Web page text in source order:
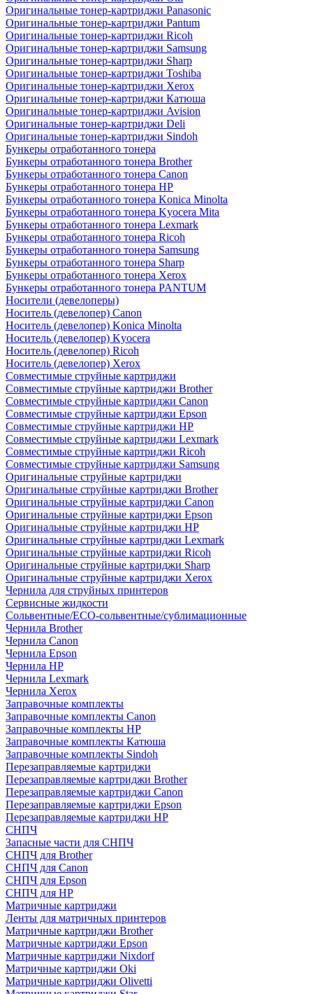
Оригинальные тонер-картриджи Panasonic
Оригинальные тонер-картриджи Pantum
Оригинальные тонер-картриджи Ricoh
Оригинальные тонер-картриджи Samsung
Оригинальные тонер-картриджи Sharp
Оригинальные тонер-картриджи Toshiba
Оригинальные тонер-картриджи Xerox
Оригинальные тонер-картриджи Катюша
Оригинальные тонер-картриджи Avision
Оригинальные тонер-картриджи Deli
Оригинальные тонер-картриджи Sindoh
Бункеры отработанного тонера
Бункеры отработанного тонера Brother
Бункеры отработанного тонера Canon
Бункеры отработанного тонера HP
Бункеры отработанного тонера Konica Minolta
Бункеры отработанного тонера Kyocera Mita
Бункеры отработанного тонера Lexmark
Бункеры отработанного тонера Ricoh
Бункеры отработанного тонера Samsung
Бункеры отработанного тонера Sharp
Бункеры отработанного тонера Xerox
Бункеры отработанного тонера PANTUM
Носители (девелоперы)
Носитель (девелопер) Canon
Носитель (девелопер) Konica Minolta
Носитель (девелопер) Kyocera
Носитель (девелопер) Ricoh
Носитель (девелопер) Xerox
Совместимые струйные картриджи
Совместимые струйные картриджи Brother
Совместимые струйные картриджи Canon
Совместимые струйные картриджи Epson
Совместимые струйные картриджи HP
Совместимые струйные картриджи Lexmark
Совместимые струйные картриджи Ricoh
Совместимые струйные картриджи Samsung
Оригинальные струйные картриджи
Оригинальные струйные картриджи Brother
Оригинальные струйные картриджи Canon
Оригинальные струйные картриджи Epson
Оригинальные струйные картриджи HP
Оригинальные струйные картриджи Lexmark
Оригинальные струйные картриджи Ricoh
Оригинальные струйные картриджи Sharp
Оригинальные струйные картриджи Xerox
Чернила для струйных принтеров
Сервисные жидкости
Сольвентные/ECO-сольвентные/сублимационные
Чернила Brother
Чернила Canon
Чернила Epson
Чернила HP
Чернила Lexmark
Чернила Xerox
Заправочные комплекты
Заправочные комплекты Canon
Заправочные комплекты HP
Заправочные комплекты Катюша
Заправочные комплекты Sindoh
Перезаправляемые картриджи
Перезаправляемые картриджи Brother
Перезаправляемые картриджи Canon
Перезаправляемые картриджи Epson
Перезаправляемые картриджи HP
СНПЧ
Запасные части для СНПЧ
СНПЧ для Brother
СНПЧ для Canon
СНПЧ для Epson
СНПЧ для HP
Матричные картриджи
Ленты для матричных принтеров
Матричные картриджи Brother
Матричные картриджи Epson
Матричные картриджи Nixdorf
Матричные картриджи Oki
Матричные картриджи Olivetti